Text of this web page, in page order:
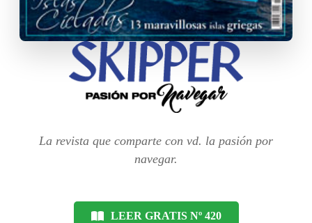
La revista que comparte con vd. la pasión por
navegar.
LEER GRATIS Nº 420